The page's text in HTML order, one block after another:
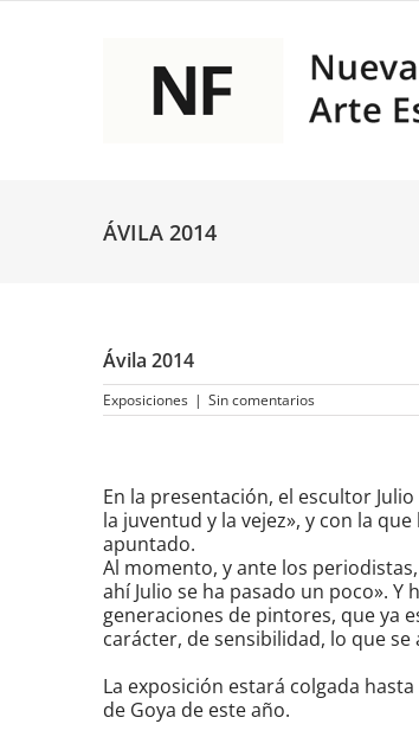
ÁVILA 2014
Ávila 2014
Exposiciones | Sin comentarios
imagen
más
grande
En la presentación, el escultor
la juventud y la vejez», y con la
apuntado.
Al momento, y ante los
ahí Julio se ha pasado un poco».
generaciones de pintores, que ya
carácter, de sensibilidad, lo que
La exposición estará colgada
de Goya de este año.